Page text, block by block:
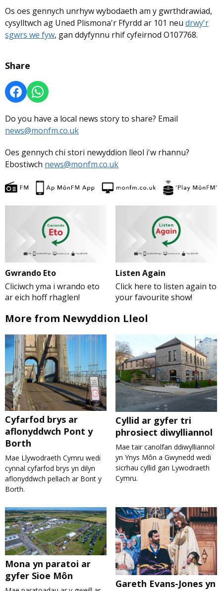
Os oes gennych unrhyw wybodaeth am y gwrthdrawiad,
cysylltwch ag Uned Plismona'r Ffyrdd ar 101 neu drwy'r
sgwrs we fyw, gan ddyfynnu rhif cyfeirnod O107768.
Share
Do you have a local news story to share? Email
news@monfm.co.uk
Oes gennych chi stori newyddion lleol i'w rhannu?
Ebostiwch news@monfm.co.uk
Gwrando Eto
Cliciwch yma i wrando eto
ar eich hoff rhaglen!
Listen Again
Click here to listen again to
your favourite show!
More from Newyddion Lleol
Cyfarfod brys ar
aflonyddwch Pont y
Borth
Mae Llywodraeth Cymru wedi
cynnal cyfarfod brys yn dilyn
aflonyddwch pellach ar Bont y
Borth.
Cyllid ar gyfer tri
phrosiect diwylliannol
Mae tair canolfan ddiwylliannol
yn Ynys Môn a Gwynedd wedi
sicrhau cyllid gan Lywodraeth
Cymru.
Mona yn paratoi ar
gyfer Sioe Môn
Gareth Evans-Jones yn